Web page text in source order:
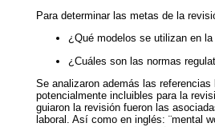
Para determinar las metas de la
¿Qué modelos se utilizan en
¿Cuáles son las normas
Se analizaron además las
potencialmente incluibles para la
guiaron la revisión fueron las
laboral. Así como en inglés: ¨mental